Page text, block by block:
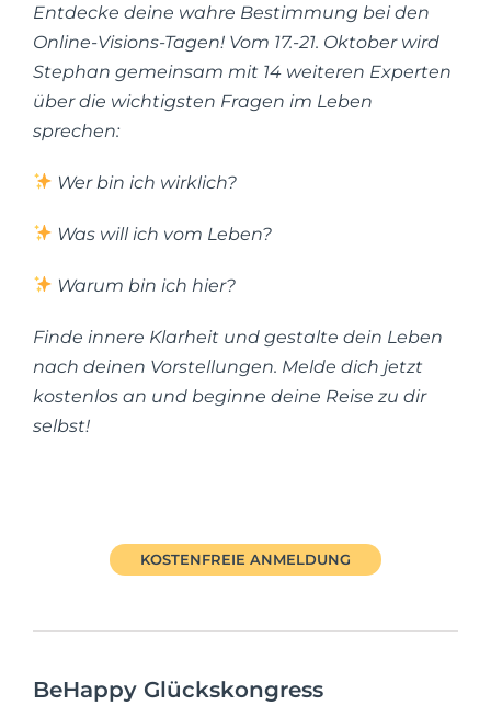
Entdecke deine wahre Bestimmung bei den
Online-Visions-Tagen! Vom 17.-21. Oktober wird
Stephan gemeinsam mit 14 weiteren Experten
über die wichtigsten Fragen im Leben
sprechen:
Wer bin ich wirklich?
Was will ich vom Leben?
Warum bin ich hier?
Finde innere Klarheit und gestalte dein Leben
nach deinen Vorstellungen. Melde dich jetzt
kostenlos an und beginne deine Reise zu dir
selbst!
KOSTENFREIE ANMELDUNG
BeHappy Glückskongress